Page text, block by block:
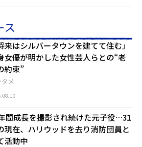
ス
メ
来はシルバータウンを建てて住む」
女優が明かした女性芸人らとの“老
約束”
間成長を撮影され続けた元子役…31
現在、ハリウッドを去り消防団員と
活動中